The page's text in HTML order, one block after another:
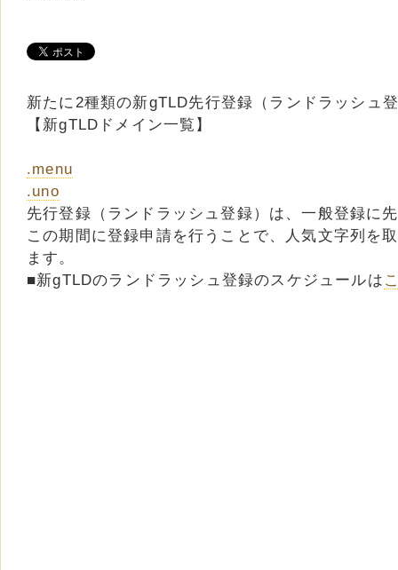
新たに2種類の新gTLD先行登録（ランドラッシュ
【新gTLDドメイン一覧】
.menu
.uno
先行登録（ランドラッシュ登録）は、一般登録に
この期間に登録申請を行うことで、人気文字列を
ます。
■新gTLDのランドラッシュ登録のスケジュールは